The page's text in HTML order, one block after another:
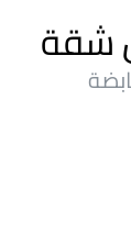
شقة